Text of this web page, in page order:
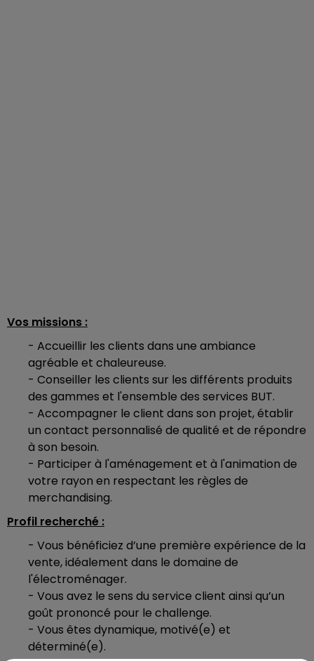
Vos missions :
- Accueillir les clients dans une ambiance
agréable et chaleureuse.
- Conseiller les clients sur les différents produits
des gammes et l'ensemble des services BUT.
- Accompagner le client dans son projet, établir
un contact personnalisé de qualité et de répondre
à son besoin.
- Participer à l'aménagement et à l'animation de
votre rayon en respectant les règles de
merchandising.
Profil recherché :
- Vous bénéficiez d’une première expérience de la
vente, idéalement dans le domaine de
l'électroménager.
- Vous avez le sens du service client ainsi qu’un
goût prononcé pour le challenge.
- Vous êtes dynamique, motivé(e) et
déterminé(e).